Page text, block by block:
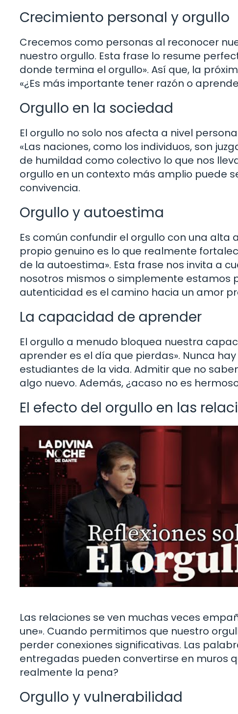
Crecimiento personal y orgullo
Crecemos como personas al reconocer
nuestro orgullo. Esta frase lo resume
donde termina el orgullo». Así que, la
«¿Es más importante tener razón o
Orgullo en la sociedad
El orgullo no solo nos afecta a nivel
«Las naciones, como los individuos, son
de humildad como colectivo lo que nos
orgullo en un contexto más amplio puede
convivencia.
Orgullo y autoestima
Es común confundir el orgullo con una
propio genuino es lo que realmente
de la autoestima». Esta frase nos invita a
nosotros mismos o simplemente estamos
autenticidad es el camino hacia un amor
La capacidad de aprender
El orgullo a menudo bloquea nuestra
aprender es el día que pierdas». Nunca
estudiantes de la vida. Admitir que no
algo nuevo. Además, ¿acaso no es
El efecto del orgullo en las
Las relaciones se ven muchas veces
une». Cuando permitimos que nuestro
perder conexiones significativas. Las
entregadas pueden convertirse en muros
realmente la pena?
Orgullo y vulnerabilidad